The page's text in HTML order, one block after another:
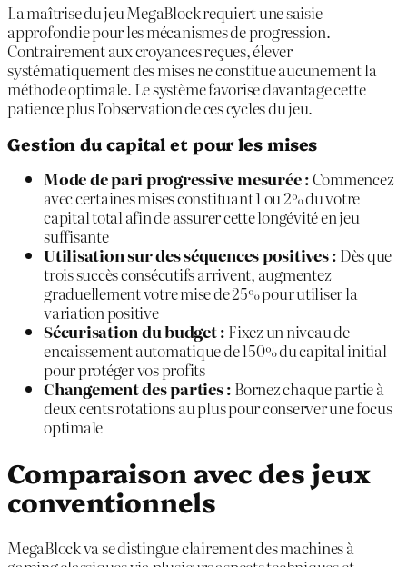
La maîtrise du jeu MegaBlock requiert une saisie
approfondie pour les mécanismes de progression.
Contrairement aux croyances reçues, élever
systématiquement des mises ne constitue aucunement la
méthode optimale. Le système favorise davantage cette
patience plus l’observation de ces cycles du jeu.
Gestion du capital et pour les mises
Mode de pari progressive mesurée : Commencez
avec certaines mises constituant 1 ou 2% du votre
capital total afin de assurer cette longévité en jeu
suffisante
Utilisation sur des séquences positives : Dès que
trois succès consécutifs arrivent, augmentez
graduellement votre mise de 25% pour utiliser la
variation positive
Sécurisation du budget : Fixez un niveau de
encaissement automatique de 150% du capital initial
pour protéger vos profits
Changement des parties : Bornez chaque partie à
deux cents rotations au plus pour conserver une focus
optimale
Comparaison avec des jeux
conventionnels
MegaBlock va se distingue clairement des machines à